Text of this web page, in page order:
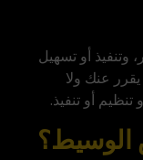
وتنفيذ أو تسهيل
عنك ولا
أو تنفيذ.